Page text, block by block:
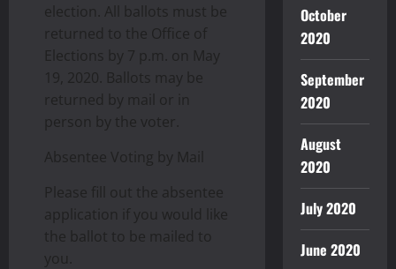
election. All ballots must be
returned to the Office of
Elections by 7 p.m. on May
19, 2020. Ballots may be
returned by mail or in
person by the voter.
Absentee Voting by Mail
Please fill out the absentee
application if you would like
the ballot to be mailed to
you.
October
2020
September
2020
August
2020
July 2020
June 2020